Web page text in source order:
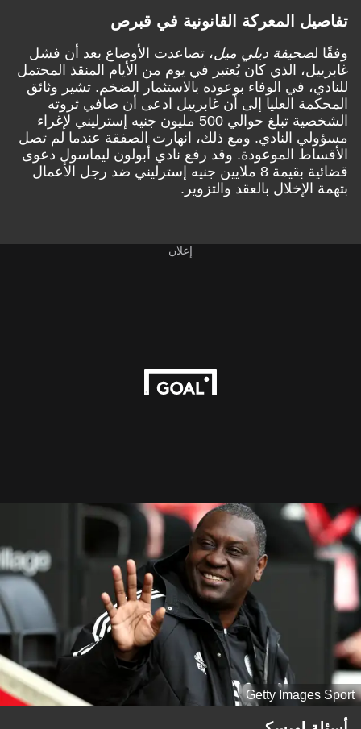
تفاصيل المعركة القانونية في قبرص
وفقًا لصحيفة ديلي ميل، تصاعدت الأوضاع بعد أن فشل
غابرييل، الذي كان يُعتبر في يوم من الأيام المنقذ المحتمل
للنادي، في الوفاء بوعوده بالاستثمار الضخم. تشير وثائق
المحكمة العليا إلى أن غابرييل ادعى أن صافي ثروته
الشخصية تبلغ حوالي 500 مليون جنيه إسترليني لإغراء
مسؤولي النادي. ومع ذلك، انهارت الصفقة عندما لم تصل
الأقساط الموعودة. وقد رفع نادي أبولون ليماسول دعوى
قضائية بقيمة 8 ملايين جنيه إسترليني ضد رجل الأعمال
بتهمة الإخلال بالعقد والتزوير .
إعلان
Getty Images Sport